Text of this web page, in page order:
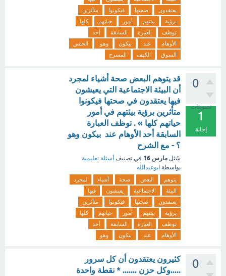
يعتقدون
صحتها فيكونوا
متأثرين
برؤية
بيئتهم أمور حياتهم
كلها
توظف
العبارة السابقة
أحد
الأوهام
عند بيكون وهو
الجنس
السوق
الكهف المسرح
0
تصويتات
1
إجابة
قد يتوهم البعض صحة أشياء لمجرد
أن البيئة الاجتماعية التي يعيشون
فيها يعتقدون في صحتها فيكونوا
متأثرين برؤية بيئتهم في أمور
حياتهم كلها » . توظف العبارة
السابقة أحد الأوهام عند بيكون وهو
؟ - مع الشرح
سُئل مارس 16 في تصنيف أسئلة تعليمية
بواسطة ابوعبدالله
يتوهم البعض صحة أشياء
لمجرد
البيئة
الاجتماعية يعيشون
فيها
يعتقدون
صحتها فيكونوا
متأثرين
برؤية
بيئتهم أمور حياتهم
كلها
توظف
العبارة السابقة
أحد
الأوهام
عند بيكون وهو
0
كثيرون يعتقدون أن كل سرور
.....وكل حزن ....... * نقطة واحدة